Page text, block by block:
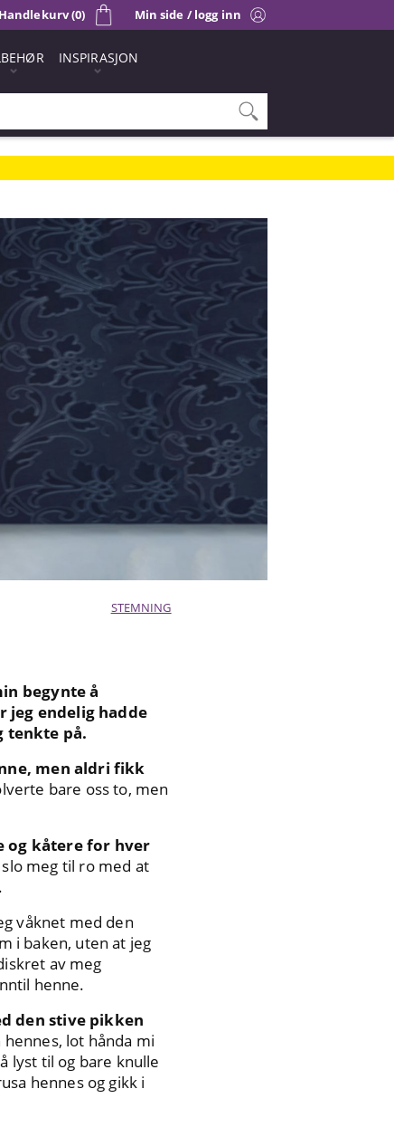
Min side / logg inn
Handlekurv (0)
INSPIRASJON
STEMNING
begynte å
jeg endelig hadde
tenkte på.
men aldri fikk
bare oss to, men
og kåtere for hver
meg til ro med at
våknet med den
i baken, uten at jeg
av meg
henne.
den stive pikken
lot hånda mi
lyst til og bare knulle
hennes og gikk i